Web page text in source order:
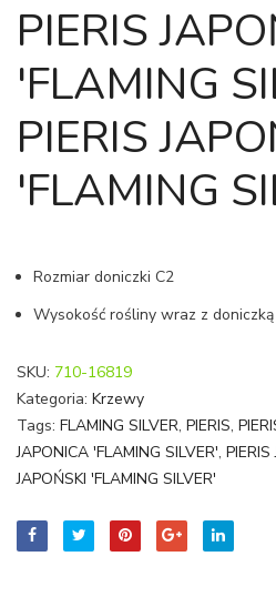
PIERIS
'FLAMING
PIERIS
'FLAMING
Rozmiar doniczki C2
Wysokość rośliny wraz z doniczką
SKU: 710-16819
Kategoria: Krzewy
Tags: FLAMING SILVER, PIERIS,
JAPONICA 'FLAMING SILVER', PIERIS
JAPOŃSKI 'FLAMING SILVER'